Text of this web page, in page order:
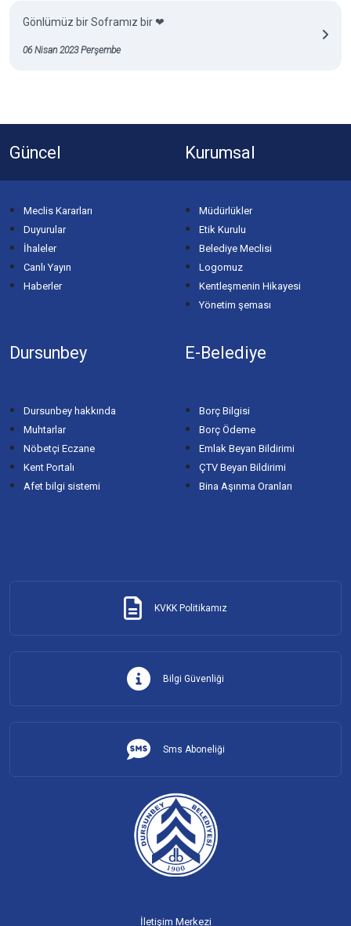
Gönlümüz bir Soframız bir ❤
06 Nisan 2023 Perşembe
Güncel
Meclis Kararları
Duyurular
İhaleler
Canlı Yayın
Haberler
Kurumsal
Müdürlükler
Etik Kurulu
Belediye Meclisi
Logomuz
Kentleşmenin Hikayesi
Yönetim şeması
Dursunbey
Dursunbey hakkında
Muhtarlar
Nöbetçi Eczane
Kent Portalı
Afet bilgi sistemi
E-Belediye
Borç Bilgisi
Borç Ödeme
Emlak Beyan Bildirimi
ÇTV Beyan Bildirimi
Bina Aşınma Oranları
KVKK Politikamız
Bilgi Güvenliği
Sms Aboneliği
İletişim Merkezi